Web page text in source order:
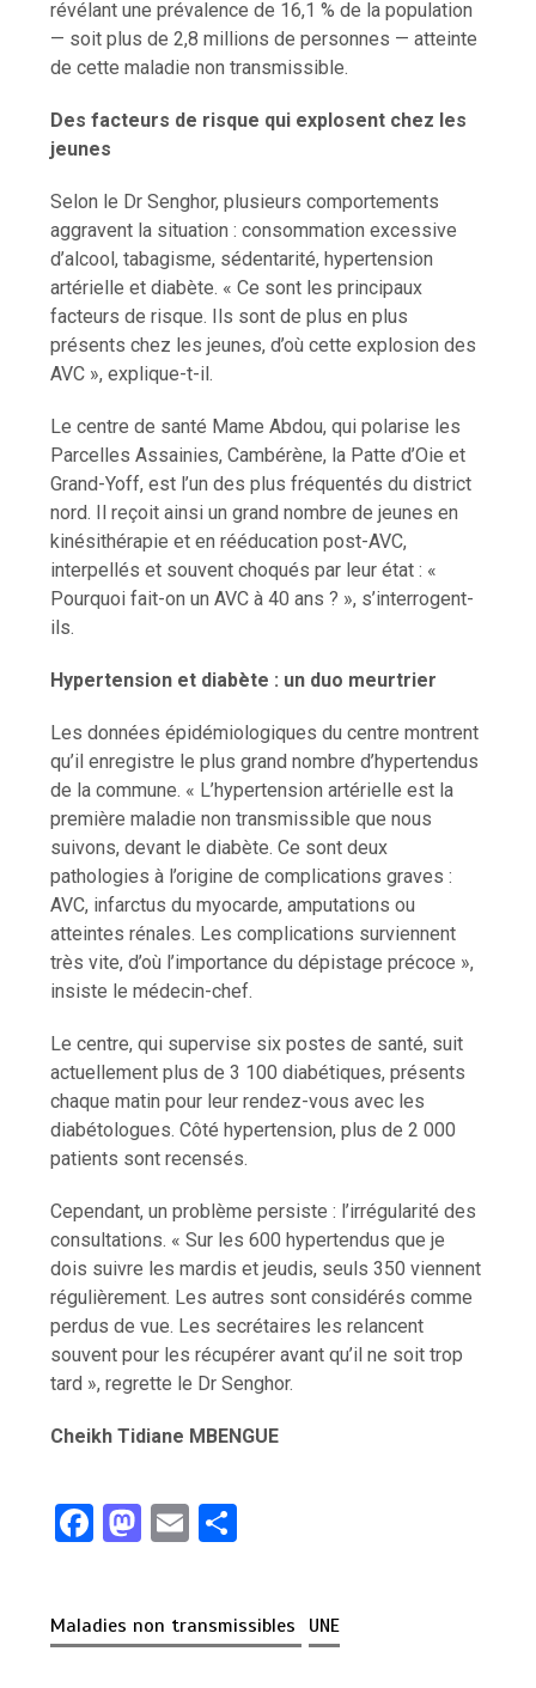
révélant une prévalence de 16,1 % de la population
— soit plus de 2,8 millions de personnes — atteinte
de cette maladie non transmissible.
Des facteurs de risque qui explosent chez les
jeunes
Selon le Dr Senghor, plusieurs comportements
aggravent la situation : consommation excessive
d’alcool, tabagisme, sédentarité, hypertension
artérielle et diabète. « Ce sont les principaux
facteurs de risque. Ils sont de plus en plus
présents chez les jeunes, d’où cette explosion des
AVC », explique-t-il.
Le centre de santé Mame Abdou, qui polarise les
Parcelles Assainies, Cambérène, la Patte d’Oie et
Grand-Yoff, est l’un des plus fréquentés du district
nord. Il reçoit ainsi un grand nombre de jeunes en
kinésithérapie et en rééducation post-AVC,
interpellés et souvent choqués par leur état : «
Pourquoi fait-on un AVC à 40 ans ? », s’interrogent-
ils.
Hypertension et diabète : un duo meurtrier
Les données épidémiologiques du centre montrent
qu’il enregistre le plus grand nombre d’hypertendus
de la commune. « L’hypertension artérielle est la
première maladie non transmissible que nous
suivons, devant le diabète. Ce sont deux
pathologies à l’origine de complications graves :
AVC, infarctus du myocarde, amputations ou
atteintes rénales. Les complications surviennent
très vite, d’où l’importance du dépistage précoce »,
insiste le médecin-chef.
Le centre, qui supervise six postes de santé, suit
actuellement plus de 3 100 diabétiques, présents
chaque matin pour leur rendez-vous avec les
diabétologues. Côté hypertension, plus de 2 000
patients sont recensés.
Cependant, un problème persiste : l’irrégularité des
consultations. « Sur les 600 hypertendus que je
dois suivre les mardis et jeudis, seuls 350 viennent
régulièrement. Les autres sont considérés comme
perdus de vue. Les secrétaires les relancent
souvent pour les récupérer avant qu’il ne soit trop
tard », regrette le Dr Senghor.
Cheikh Tidiane MBENGUE
F
b
M
o
E
g
Maladies non transmissibles UNE